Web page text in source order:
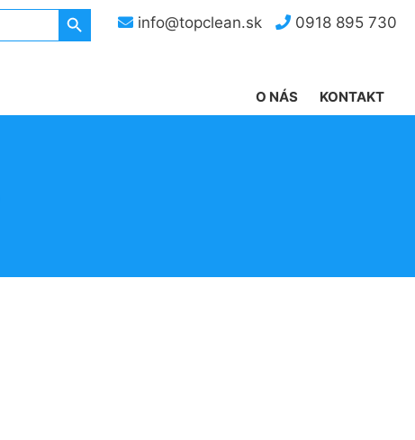
info@topclean.sk 0918 895 730
Search Button
KONTAKT
O NÁS